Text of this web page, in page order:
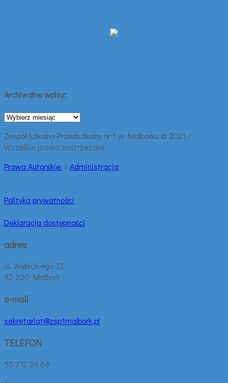
Archiwalne wpisy:
Archiwalne
Zespół Szkolno-Przedszkolny nr 1 w Malborku © 2021 /
Wszelkie prawa zastrzeżone
Prawa Autorskie /Administracja
Polityka prywatności
Deklaracja dostępności
adres
ul. Wybickiego 32
82-200 Malbork
e-mail
sekretariat@zsp1malbork.pl
TELEFON
55 272 24 68